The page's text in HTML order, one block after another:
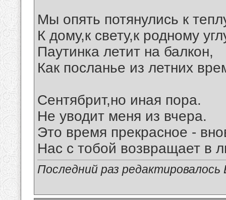
Мы опять потянулись к
К дому,к свету,к родному
Паутинка летит на балкон,
Как посланье из летних
Сентябрит,но иная пора.
Не уводит меня из вчера.
Это время прекрасное -
Нас с тобой возвращает в
Последний раз